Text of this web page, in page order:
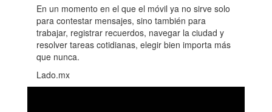
En un momento en el que el móvil ya no sirve solo
para contestar mensajes, sino también para
trabajar, registrar recuerdos, navegar la ciudad y
resolver tareas cotidianas, elegir bien importa más
que nunca.
Lado.mx